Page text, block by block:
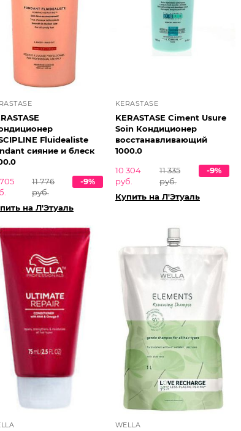
Fluidealiste
сияние и блеск
11 776
руб.
-9%
на Л'Этуаль
KERASTASE
KERASTASE Ciment Usure
Soin Кондиционер
восстанавливающий
1000.0
10 304
руб.
11 335
руб.
-9%
Купить на Л'Этуаль
WELLA